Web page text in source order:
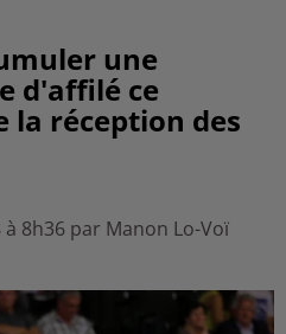
une
d'affilé ce
la réception des
8h36 par Manon Lo-Voï